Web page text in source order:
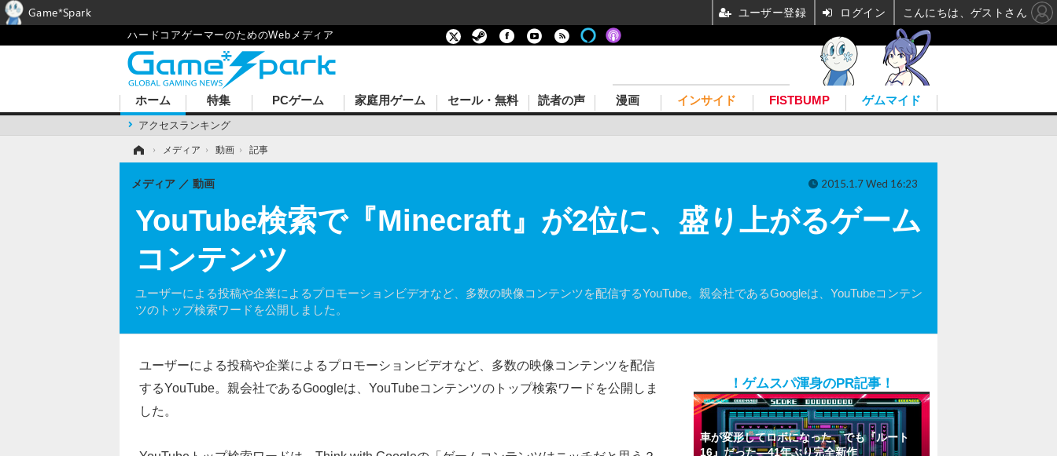
ハードコアゲーマーのためのWebメディア
ホーム
アクセスランキング
特集 PCゲーム 家庭用ゲーム セール・無料 読者の声 漫画 インサイド FISTBUMP ゲムマイド
› メディア › 動画 › 記事
YouTube検索で『Minecraft』が2位に、盛り上がるゲーム
コンテンツ
ユーザーによる投稿や企業によるプロモーションビデオなど、多数の映像コンテンツを配信するYouTube。親会社であるGoogleは、YouTubeコンテン
ツのトップ検索ワードを公開しました。
メディア 動画 2015.1.7 Wed 16:23
ユーザーによる投稿や企業によるプロモーションビデオなど、多数の映像コンテンツを配信
するYouTube。親会社であるGoogleは、YouTubeコンテンツのトップ検索ワードを公開しま
した。
！ゲムスパ渾身のPR記事！
車が変形してロボになった、でも『ルート
16』だった―41年ぶり完全新作
Game*Spark ユーザー登録 ログイン こんにちは、ゲストさん